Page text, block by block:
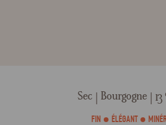
Sec Bourgogne
FIN ÉLÉGANT